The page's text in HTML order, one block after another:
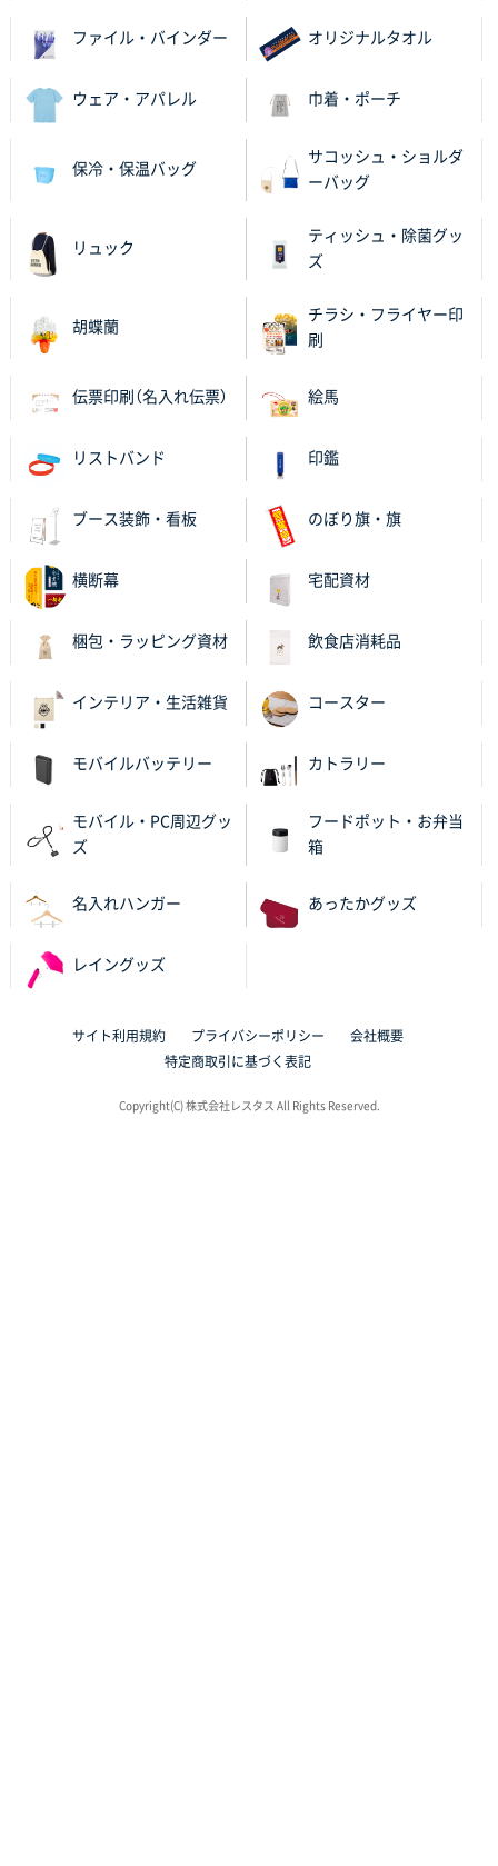
ファイル・バインダー オリジナルタオル
ウェア・アパレル 巾着・ポーチ
保冷・保温バッグ
サコッシュ・ショルダ
ーバッグ
リュック
ティッシュ・除菌グッ
ズ
胡蝶蘭
チラシ・フライヤー印
刷
伝票印刷（名入れ伝票） 絵馬
リストバンド 印鑑
ブース装飾・看板 のぼり旗・旗
横断幕 宅配資材
梱包・ラッピング資材 飲食店消耗品
インテリア・生活雑貨 コースター
モバイルバッテリー カトラリー
モバイル・PC周辺グッ
ズ
フードポット・お弁当
箱
名入れハンガー あったかグッズ
レイングッズ
サイト利用規約 プライバシーポリシー
会社概要
特定商取引に基づく表記
Copyright(C) 株式会社レスタス All Rights Reserved.